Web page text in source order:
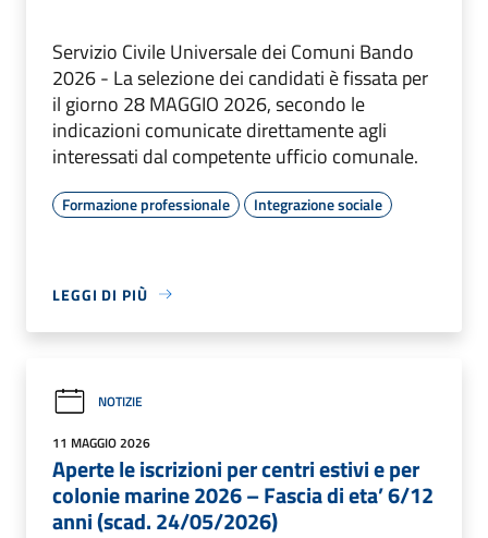
Servizio Civile Universale dei Comuni Bando
2026 - La selezione dei candidati è fissata per
il giorno 28 MAGGIO 2026, secondo le
indicazioni comunicate direttamente agli
interessati dal competente ufficio comunale.
Formazione professionale Integrazione sociale
LEGGI DI PIÙ
NOTIZIE
11 MAGGIO 2026
Aperte le iscrizioni per centri estivi e per
colonie marine 2026 – Fascia di eta’ 6/12
anni (scad. 24/05/2026)